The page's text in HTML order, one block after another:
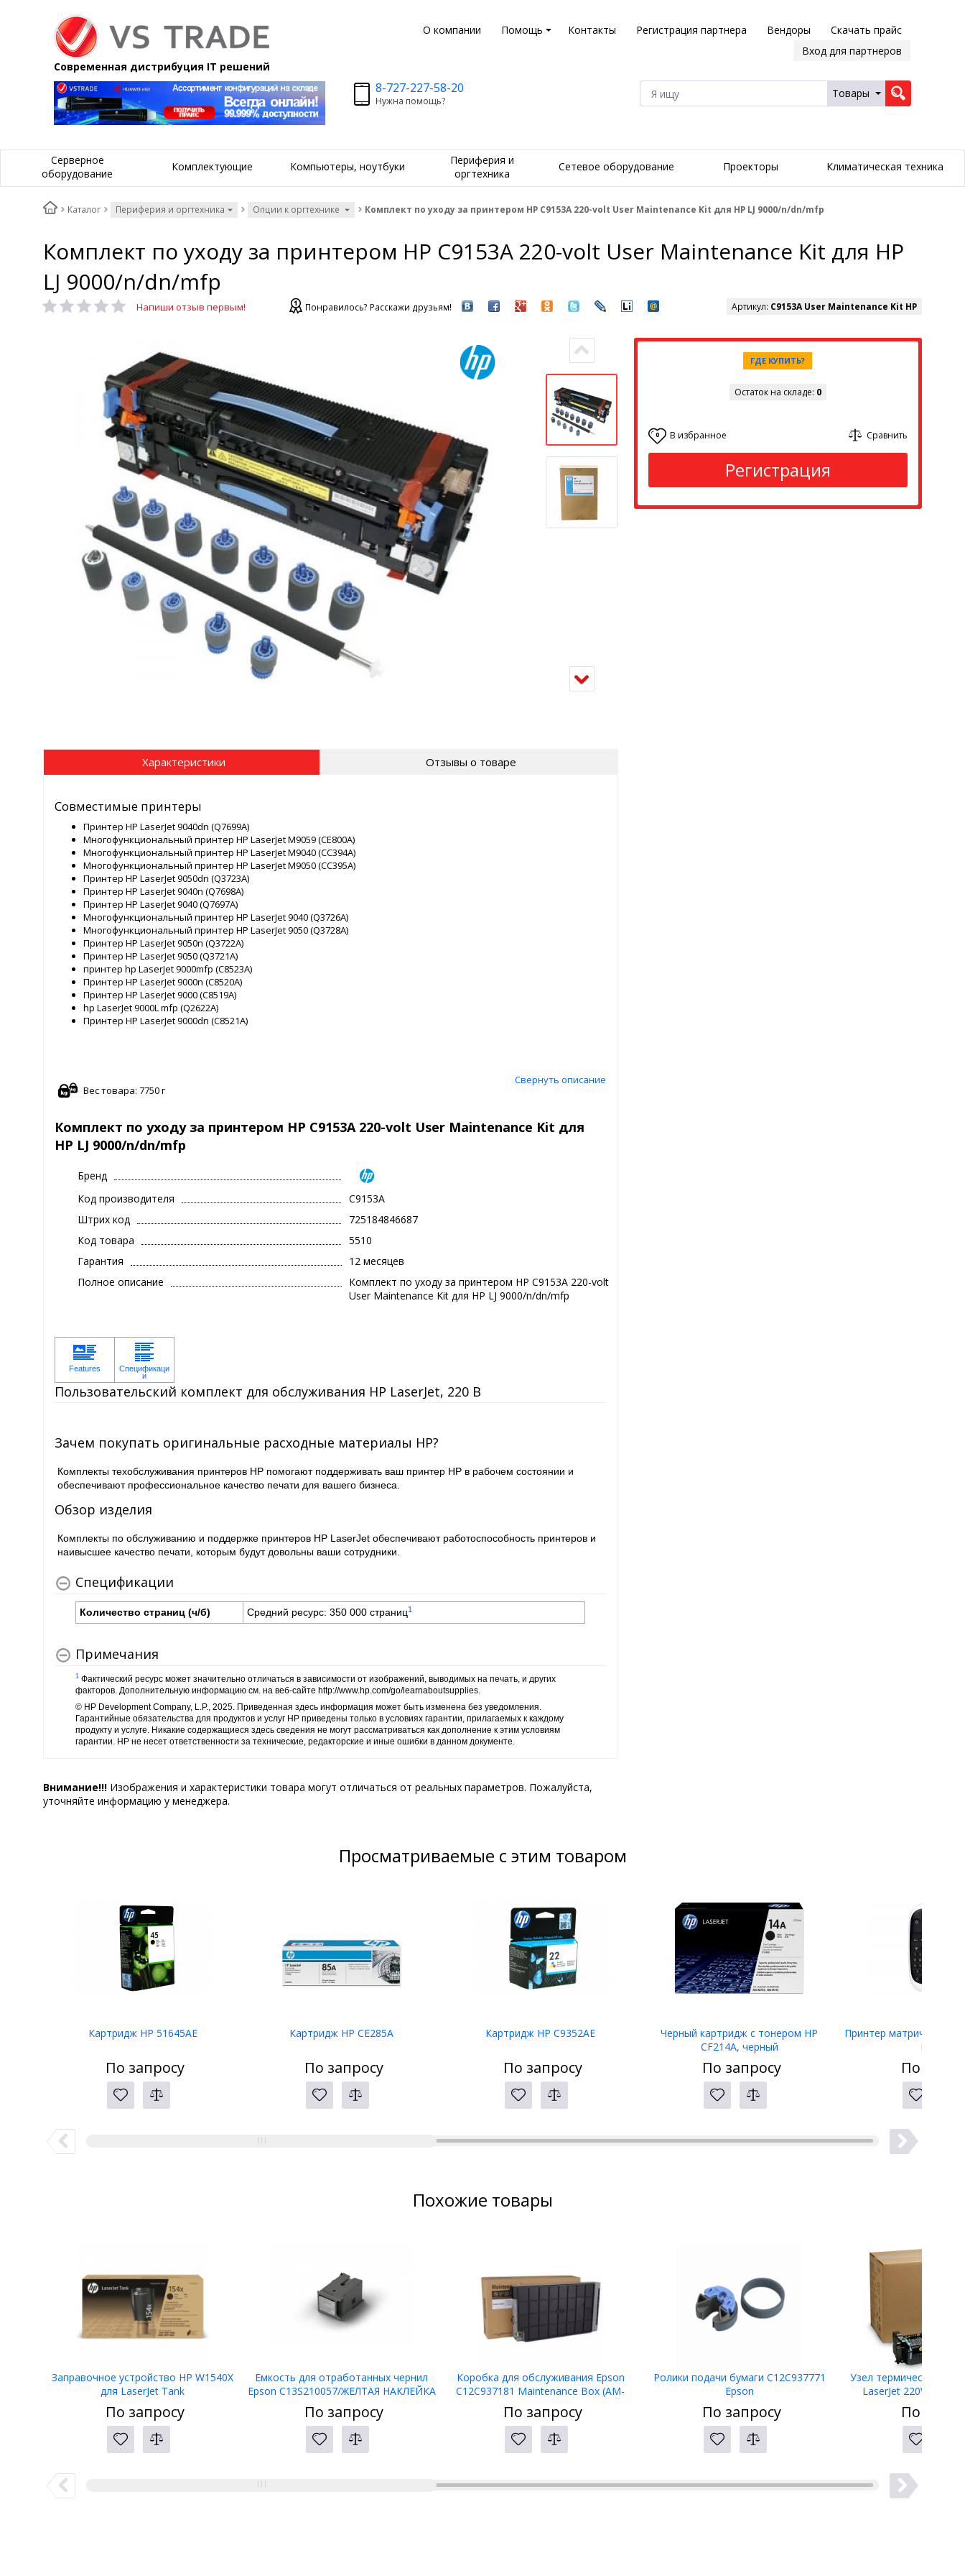
О компании Помощь Контакты Регистрация партнера Вендоры
Скачать прайс
Вход для партнеров
Современная дистрибуция IT решений
8-727-227-58-20
Нужна помощь?
Товары
Серверное
оборудование
Комплектующие Компьютеры, ноутбуки
Периферия и
оргтехника
Сетевое оборудование Проекторы Климатическая техника
Каталог Периферия и оргтехника Опции к оргтехнике Комплект по уходу за принтером HP C9153A 220-volt User Maintenance Kit для HP LJ 9000/n/dn/mfp
Комплект по уходу за принтером HP C9153A 220-volt User Maintenance Kit для HP
LJ 9000/n/dn/mfp
Напиши отзыв первым! Понравилось? Расскажи друзьям! Артикул: C9153A User Maintenance Kit HP
ГДЕ КУПИТЬ?
Остаток на складе: 0
0 В избранное Сравнить
Регистрация
Характеристики Отзывы о товаре
Совместимые принтеры
Принтер HP LaserJet 9040dn (Q7699A)
Многофункциональный принтер HP LaserJet M9059 (CE800A)
Многофункциональный принтер HP LaserJet M9040 (CC394A)
Многофункциональный принтер HP LaserJet M9050 (CC395A)
Принтер HP LaserJet 9050dn (Q3723A)
Принтер HP LaserJet 9040n (Q7698A)
Принтер HP LaserJet 9040 (Q7697A)
Многофункциональный принтер HP LaserJet 9040 (Q3726A)
Многофункциональный принтер HP LaserJet 9050 (Q3728A)
Принтер HP LaserJet 9050n (Q3722A)
Принтер HP LaserJet 9050 (Q3721A)
принтер hp LaserJet 9000mfp (C8523A)
Принтер HP LaserJet 9000n (C8520A)
Принтер HP LaserJet 9000 (C8519A)
hp LaserJet 9000L mfp (Q2622A)
Принтер HP LaserJet 9000dn (C8521A)
Свернуть описание
Вес товара: 7750 г
Комплект по уходу за принтером HP C9153A 220-volt User Maintenance Kit для
HP LJ 9000/n/dn/mfp
Бренд
Код производителя
C9153A
Штрих код
725184846687
Код товара
5510
Гарантия
12 месяцев
Полное описание
Комплект по уходу за принтером HP C9153A 220-volt
User Maintenance Kit для HP LJ 9000/n/dn/mfp
Пользовательский комплект для обслуживания HP LaserJet, 220 В
Зачем покупать оригинальные расходные материалы HP?
Комплекты техобслуживания принтеров HP помогают поддерживать ваш принтер HP в рабочем состоянии и
обеспечивают профессиональное качество печати для вашего бизнеса.
Обзор изделия
Комплекты по обслуживанию и поддержке принтеров HP LaserJet обеспечивают работоспособность принтеров и
наивысшее качество печати, которым будут довольны ваши сотрудники.
Спецификации
Количество страниц (ч/б) Средний ресурс: 350 000 страниц1
Примечания
1 Фактический ресурс может значительно отличаться в зависимости от изображений, выводимых на печать, и других
факторов. Дополнительную информацию см. на веб-сайте http://www.hp.com/go/learnaboutsupplies.
© HP Development Company, L.P., 2025. Приведенная здесь информация может быть изменена без уведомления.
Гарантийные обязательства для продуктов и услуг HP приведены только в условиях гарантии, прилагаемых к каждому
продукту и услуге. Никакие содержащиеся здесь сведения не могут рассматриваться как дополнение к этим условиям
гарантии. HP не несет ответственности за технические, редакторские и иные ошибки в данном документе.
Внимание!!! Изображения и характеристики товара могут отличаться от реальных параметров. Пожалуйста,
уточняйте информацию у менеджера.
Просматриваемые с этим товаром
Картридж HP 51645AE
По запросу
Картридж HP CE285A
По запросу
Картридж HP C9352AE
По запросу
Черный картридж с тонером HP
CF214A, черный
По запросу
Принтер матричный
LW-400
По
Похожие товары
Заправочное устройство HP W1540X
для LaserJet Tank
По запросу
Емкость для отработанных чернил
Epson C13S210057/ЖЕЛТАЯ НАКЛЕЙКА
По запросу
Коробка для обслуживания Epson
C12C937181 Maintenance Box (AM-
C4000/5000/6000)/ ЖЕЛТАЯ НАКЛЕЙКА
По запросу
Ролики подачи бумаги C12C937771
Epson
По запросу
Узел термического
LaserJet 220V Fuser
страниц
По